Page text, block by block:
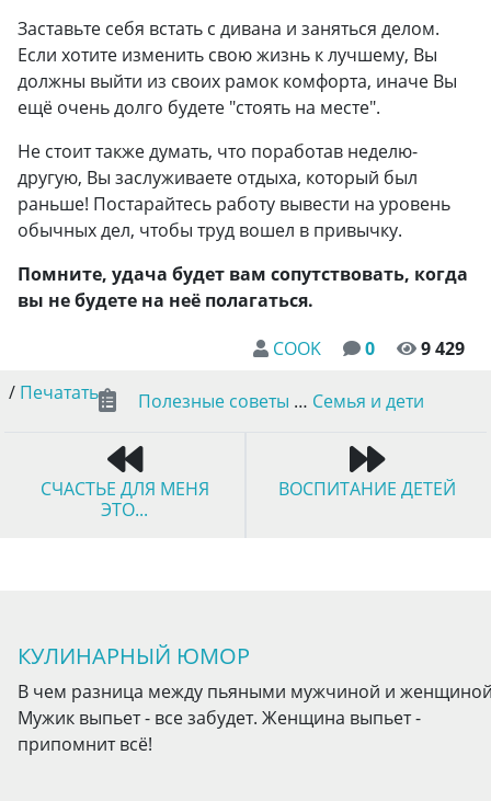
Заставьте себя встать с дивана и заняться делом.
Если хотите изменить свою жизнь к лучшему, Вы
должны выйти из своих рамок комфорта, иначе Вы
ещё очень долго будете "стоять на месте".
Не стоит также думать, что поработав неделю-
другую, Вы заслуживаете отдыха, который был
раньше! Постарайтесь работу вывести на уровень
обычных дел, чтобы труд вошел в привычку.
Помните, удача будет вам сопутствовать, когда
вы не будете на неё полагаться.
COOK
0
9 429
/ Печатать Полезные советы … Семья и дети
СЧАСТЬЕ ДЛЯ МЕНЯ
ЭТО...
ВОСПИТАНИЕ ДЕТЕЙ
КУЛИНАРНЫЙ ЮМОР
В чем разница между пьяными мужчиной и
Мужик выпьет - все забудет. Женщина выпьет -
припомнит всё!